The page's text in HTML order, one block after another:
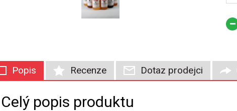
Popis Recenze Dotaz prodejci
Celý popis produktu